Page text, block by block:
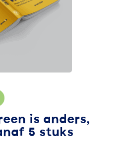
is anders,
5 stuks